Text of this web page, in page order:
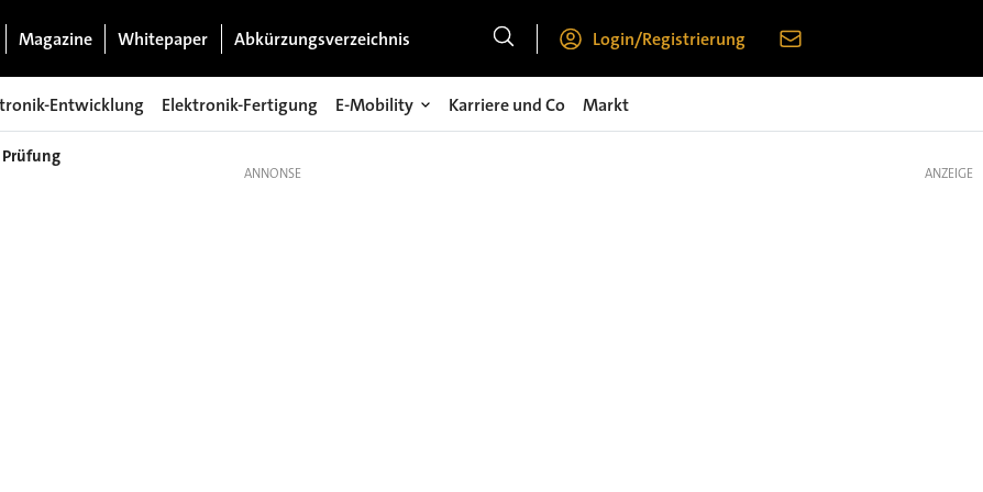
Magazine Whitepaper Abkürzungsverzeichnis Login/Registrierung
Entwicklung Elektronik-Fertigung E-Mobility Karriere und Co Markt
ANZEIGE